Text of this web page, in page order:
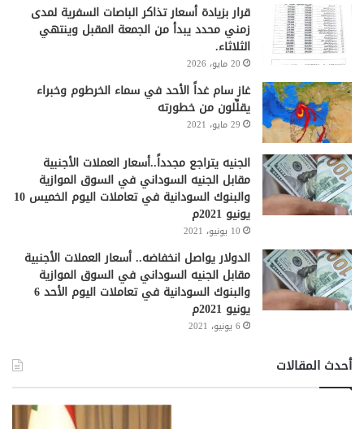
قرار بزيادة أسعار تذاكر الباصات السفرية لمدى
زمني محدد يبدأ من الجمعة المقبل وينتهي
الثلاثاء.
20 مايو، 2026
غاز سام غداً الأحد في سماء الخرطوم وخبراء
يقلِّلون من خطورته
29 مايو، 2021
الجنيه يتراجع مجدداً..أسعار العملات الأجنبية
مقابل الجنيه السوداني في السوق الموازية
والبنوك السودانية في تعاملات اليوم الخميس 10
يونيو 2021م
10 يونيو، 2021
الدولار يواصل انخفاضه.. أسعار العملات الأجنبية
مقابل الجنيه السوداني في السوق الموازية
والبنوك السودانية في تعاملات اليوم الأحد 6
يونيو 2021م
6 يونيو، 2021
أحدث المقالات